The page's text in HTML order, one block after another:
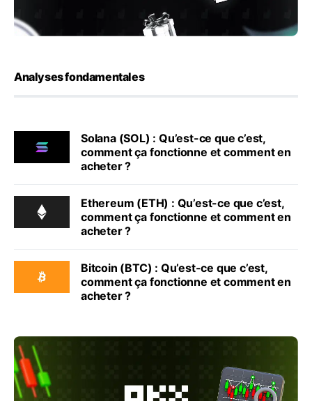
Analyses fondamentales
Solana (SOL) : Qu’est-ce que c’est,
comment ça fonctionne et comment en
acheter ?
Ethereum (ETH) : Qu’est-ce que c’est,
comment ça fonctionne et comment en
acheter ?
Bitcoin (BTC) : Qu’est-ce que c’est,
comment ça fonctionne et comment en
acheter ?